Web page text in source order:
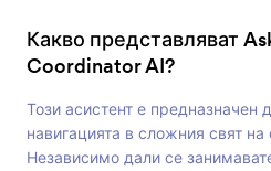
Какво представляват
Coordinator AI?
Този асистент е предназначен
навигацията в сложния свят на
Независимо дали се